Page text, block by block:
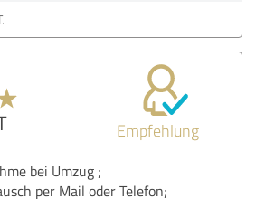
Empfehlung
bei Umzug ;
per Mail oder Telefon;